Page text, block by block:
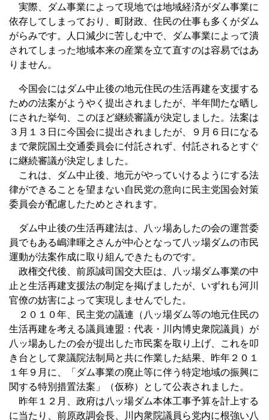
実際、ダム事業によって現地では地域経済がダム事業に
依存してしまっており、町財政、住民の仕事も多くがダム
がらみです。人口減少に苦しむ中で、ダム事業によって潰
されてしまった地域本来の産業を立て直すのは容易ではあ
りません。
今国会にはダム中止後の地元住民の生活再建を支援する
ための法案がようやく提出されましたが、半年間たな晒し
にされた挙句、このほど継続審議が決定しました。法案は
３月１３日に今国会に提出されましたが、９月６日になる
まで衆院国土交通委員会に付託されず、付託されるとすぐ
に継続審議が決定しました。
これは、ダム中止後、地元がやっていけるようにする法
律ができることを望まない自民党の意向に民主党国会対策
委員会が配慮したためとされます。
ダム中止後の生活再建法は、八ッ場あしたの会の運営委
員でもある嶋津暉之さんが中心となって八ッ場ダムの市民
運動が法案作成に取り組んできたものです。
政権交代後、前原誠司国交大臣は、八ッ場ダム事業の中
止と生活再建支援法の制定を掲げましたが、いずれも河川
官僚の妨害によって実現しませんでした。
２０１０年、民主党の議連（八ッ場ダム等の地元住民の
生活再建を考える議員連盟：代表・川内博史衆院議員）が
八ッ場あしたの会が提出した市民案を取り上げ、これを叩
き台として衆議院法制局と共に作業した結果、昨年２０１
１年９月に、「ダム事業の廃止等に伴う特定地域の振興に
関する特別措置法案」（仮称）として公表されました。
昨年１２月、政府は八ッ場ダム本体工事予算を計上する
に当たり、前原政調会長、川内衆院議員ら党内に根強い八